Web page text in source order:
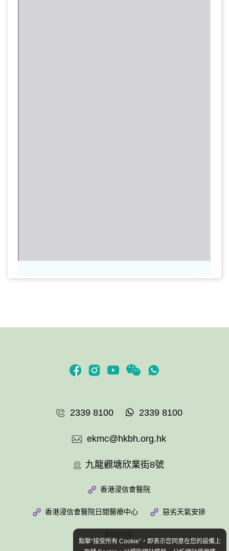
2339 8100 2339 8100
ekmc@hkbh.org.hk
九龍觀塘欣業街8號
香港浸信會醫院
香港浸信會醫院日間醫療中心 惡劣天氣安排
點擊“接受所有 Cookie”，即表示您同意在您的設備上